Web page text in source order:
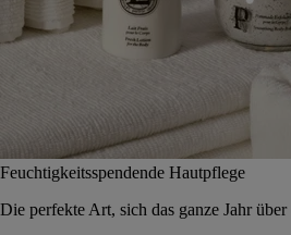
Feuchtigkeitsspendende Hautpflege
Die perfekte Art, sich das ganze Jahr